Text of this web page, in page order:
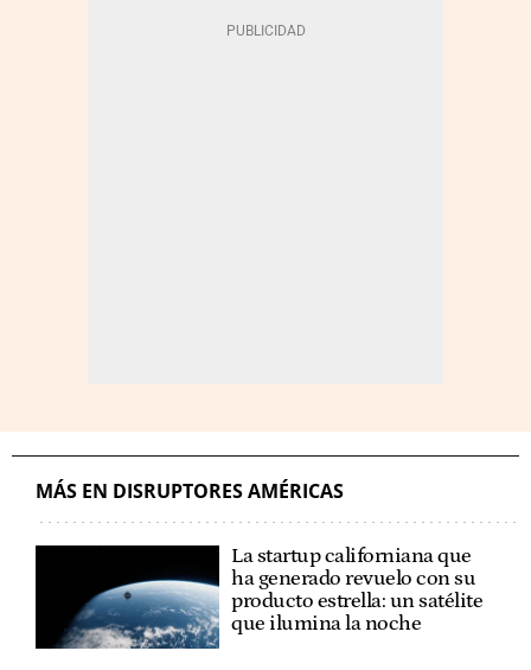
MÁS EN DISRUPTORES AMÉRICAS
La startup californiana que
ha generado revuelo con su
producto estrella: un satélite
que ilumina la noche